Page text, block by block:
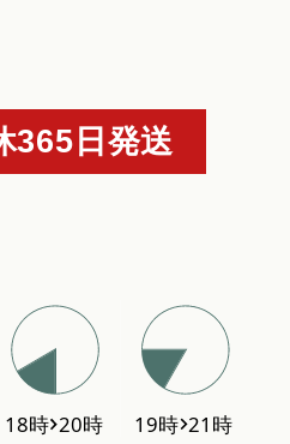
365日発送